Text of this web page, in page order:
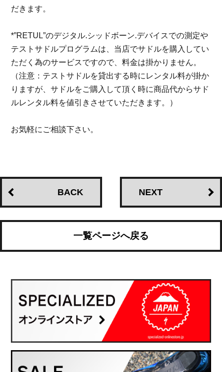
だきます。
*”RETUL”のデジタル.シッドボーン.デバイスでの測定や
テストサドルプログラムは、当店でサドルを購入してい
ただく為のサービスですので、料金は掛かりません。
（注意：テストサドルを貸出する時にレンタル料が掛か
りますが、サドルをご購入して頂く時に商品代からサド
ルレンタル料を値引きさせていただきます。）
お気軽にご相談下さい。
BACK NEXT
一覧ページへ戻る